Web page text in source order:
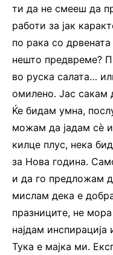
ти да не смееш да
работи за јак
по рака со
нешто предвреме?
во руска салата…
омилено. Јас сакам
Ќе бидам умна,
можам да јадам сè
килце плус, нека
за Нова година.
и да го предложам
мислам дека е
празниците, не
најдам
Тука е мајка ми.